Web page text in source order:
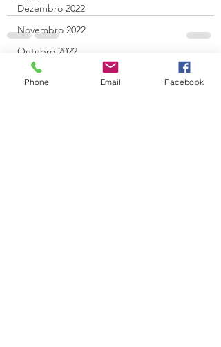
Dezembro 2022
Novembro 2022
Outubro 2022
Julho 2026
Posts recentes Ver tudo
Phone Email Facebook